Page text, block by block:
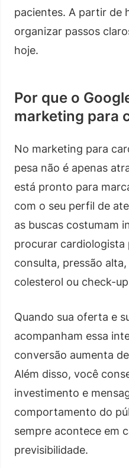
pacientes. A partir de
organizar passos
hoje.
Por que o
marketing para
No marketing para
pesa não é apenas
está pronto para
com o seu perfil de
as buscas costumam
procurar
consulta, pressão
colesterol ou check-
Quando sua oferta e
acompanham essa
conversão aumenta
Além disso, você
investimento e
comportamento do
sempre acontece em
previsibilidade.